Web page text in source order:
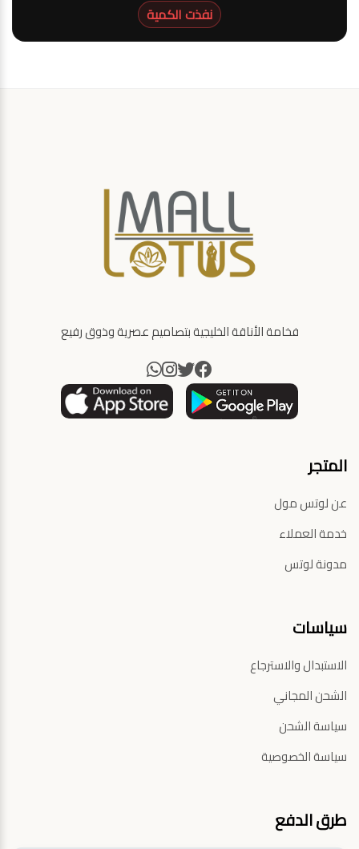
نفذت الكمية
فخامة الأناقة الخليجية بتصاميم عصرية وذوق رفيع
المتجر
عن لوتس مول
خدمة العملاء
مدونة لوتس
سياسات
الاستبدال والاسترجاع
الشحن المجاني
سياسة الشحن
سياسة الخصوصية
طرق الدفع